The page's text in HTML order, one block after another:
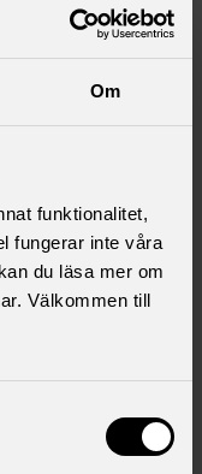
Om
funktionalitet,
fungerar inte våra
du läsa mer om
Välkommen till